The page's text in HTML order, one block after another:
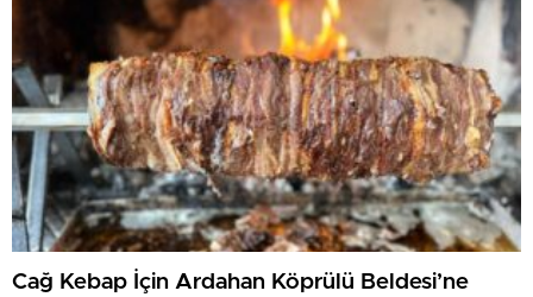
Cağ Kebap İçin Ardahan Köprülü Beldesi’ne